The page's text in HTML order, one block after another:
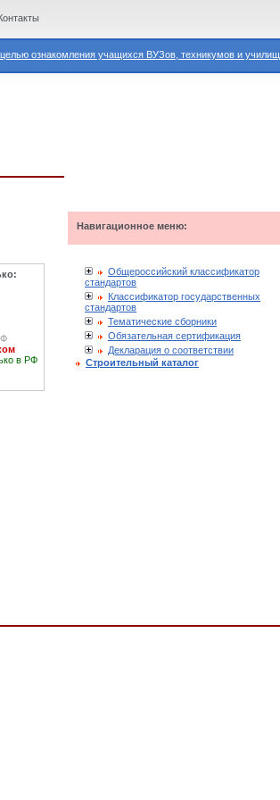
ознакомления учащихся ВУЗов, техникумов и училищ.
в РФ
Навигационное меню:
Общероссийский классификатор
стандартов
Классификатор государственных
стандартов
Тематические сборники
Обязательная сертификация
Декларация о соответствии
Строительный каталог